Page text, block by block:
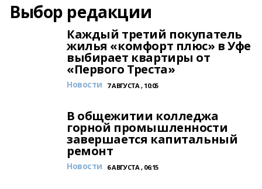
Выбор редакции
Каждый третий покупатель
жилья «комфорт плюс» в Уфе
выбирает квартиры от
«Первого Треста»
Новости 7 АВГУСТА , 10:05
В общежитии колледжа
горной промышленности
завершается капитальный
ремонт
Новости 6 АВГУСТА , 06:15